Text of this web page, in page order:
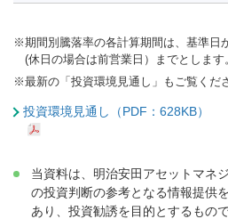
※期間別騰落率の各計算期間は、基準日
(休日の場合は前営業日）までとします
※最新の「投資環境見通し」もご覧くだ
投資環境見通し（PDF：628KB）
当資料は、明治安田アセットマネ
の投資判断の参考となる情報提供
あり、投資勧誘を目的とするもの